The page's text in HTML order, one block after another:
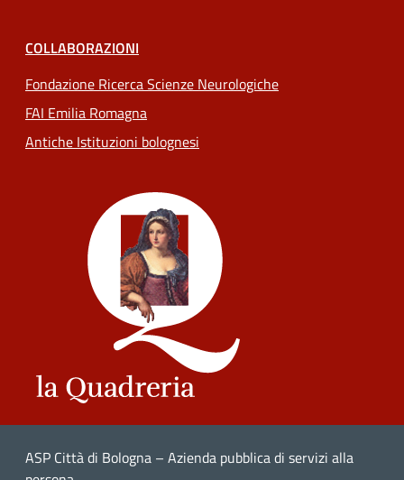
COLLABORAZIONI
Fondazione Ricerca Scienze Neurologiche
FAI Emilia Romagna
Antiche Istituzioni bolognesi
ASP Città di Bologna – Azienda pubblica di servizi alla